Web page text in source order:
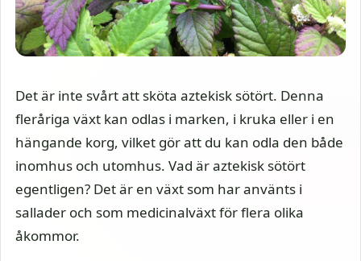
Det är inte svårt att sköta aztekisk sötört. Denna
fleråriga växt kan odlas i marken, i kruka eller i en
hängande korg, vilket gör att du kan odla den både
inomhus och utomhus. Vad är aztekisk sötört
egentligen? Det är en växt som har använts i
sallader och som medicinalväxt för flera olika
åkommor.